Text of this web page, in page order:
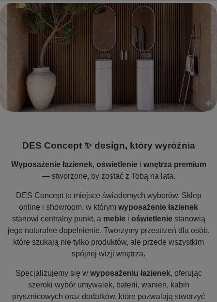
DES Concept ✨ design, który wyróżnia
Wyposażenie łazienek, oświetleniei wnętrza premium
— stworzone, by zostać z Tobą na lata.
DES Concept to miejsce świadomych wyborów. Sklep
online i showroom, w którym wyposażenie łazienek
stanowi centralny punkt, a meblei oświetleniestanowią
jego naturalne dopełnienie. Tworzymy przestrzeń dla osób,
które szukają nie tylko produktów, ale przede wszystkim
spójnej wizji wnętrza.
Specjalizujemy się w wyposażeniu łazienek, oferując
szeroki wybór umywalek, baterii, wanien, kabin
prysznicowych oraz dodatków, które pozwalają stworzyć